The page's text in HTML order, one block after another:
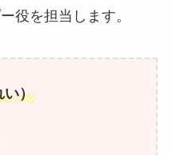
役を担当します。
い）